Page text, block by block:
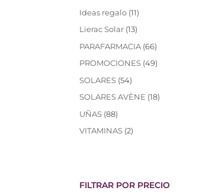
Ideas regalo 1111
Lierac Solar 1313
productos
PARAFARMACIA 6666
productos
PROMOCIONES 4949
SOLARES 5454
productos
SOLARES AVÈNE 1818
UÑAS 8888
productos
VITAMINAS 22
FILTRAR POR PRECIO